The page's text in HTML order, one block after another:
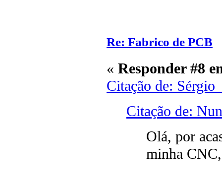
Re: Fabrico de PCB
« Responder #8
Citação de:
Citação de:
Olá, por
minha